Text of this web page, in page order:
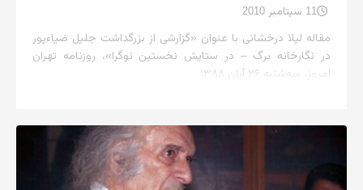
11 سپتامبر 2010
مقاله لیلا درخشانی با عنوان «گزارشی از بزرگداشت جلیل ضیاءپور
در نگارخانه برگ – در ستایش نخستین نوگرا»، روزنامه تهران
امروز، سه‌شنبه ۲۶ آبان ۱۳۸۸